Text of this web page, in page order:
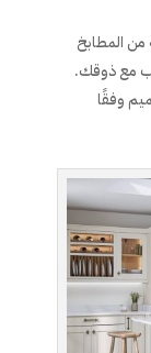
المطابخ
مع ذوقك.
وفقًا